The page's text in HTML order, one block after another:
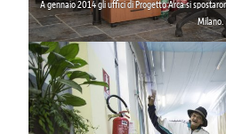
A gennaio 2014 gliuffici di Progetto Arca si
Milano.